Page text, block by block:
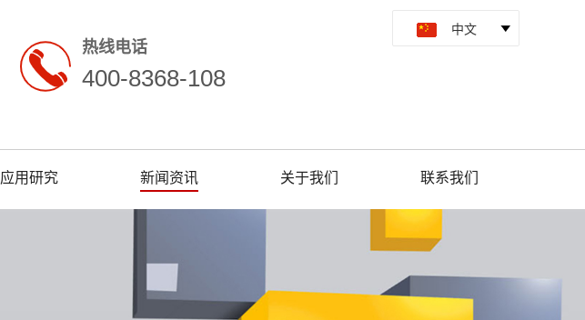
热线电话
400-8368-108
应用研究 新闻资讯 关于我们 联系我们